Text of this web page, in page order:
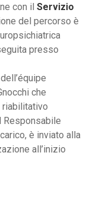
con il Servizio
del percorso è
presso
che
Responsabile
è inviato alla
all’inizio